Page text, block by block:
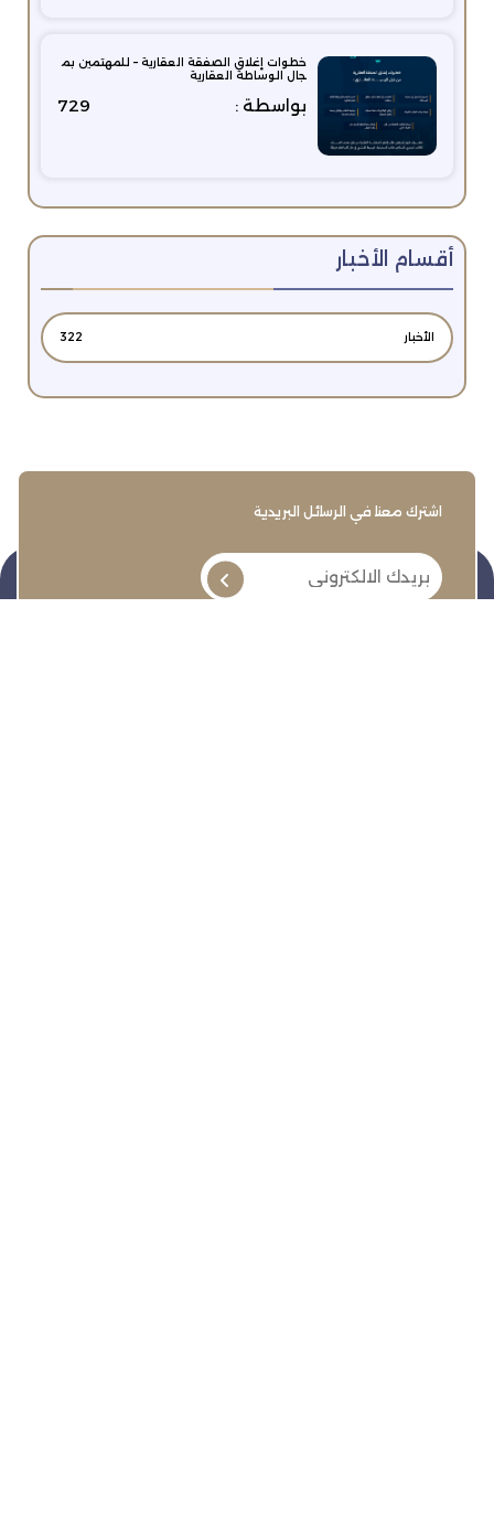
خطوات إغلاق الصفقة العقارية – للمهتمين بم
جال الوساطة العقارية
بواسطة : 729
أقسام الأخبار
الأخبار 322
اشترك معنا في الرسائل البريدية